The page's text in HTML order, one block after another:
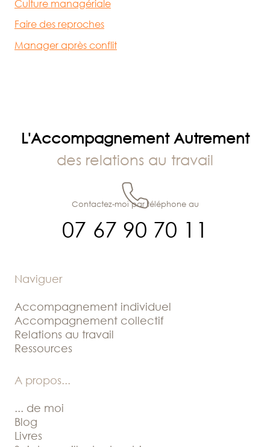
WALKING
Culture managériale
Faire des reproches
Manager après conflit
L'Accompagnement Autrement
des relations au travail
07 67 90 70 11
Contactez-moi par téléphone au
Naviguer
Accompagnement individuel
Accompagnement collectif
Relations au travail
Ressources
A propos...
... de moi
Blog
Livres